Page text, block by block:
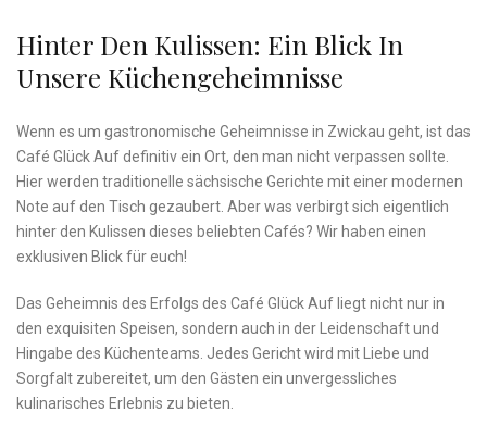
Hinter Den Kulissen: Ein Blick In
Unsere Küchengeheimnisse
Wenn es um gastronomische Geheimnisse in⁤ Zwickau geht, ist das
Café ‌Glück Auf definitiv⁢ ein Ort, den ⁣man ⁤nicht verpassen sollte.
Hier werden traditionelle sächsische Gerichte⁣ mit einer modernen
Note auf den Tisch gezaubert.⁣ Aber was ⁣verbirgt ⁣sich eigentlich
hinter den Kulissen dieses​ beliebten⁢ Cafés? Wir haben einen​
exklusiven ⁤Blick für euch!
Das Geheimnis des Erfolgs des Café Glück Auf liegt nicht nur ‍in
den exquisiten Speisen, sondern auch in der Leidenschaft und
Hingabe des Küchenteams. Jedes Gericht wird mit Liebe und
Sorgfalt zubereitet, um den Gästen ein unvergessliches
kulinarisches Erlebnis zu bieten.